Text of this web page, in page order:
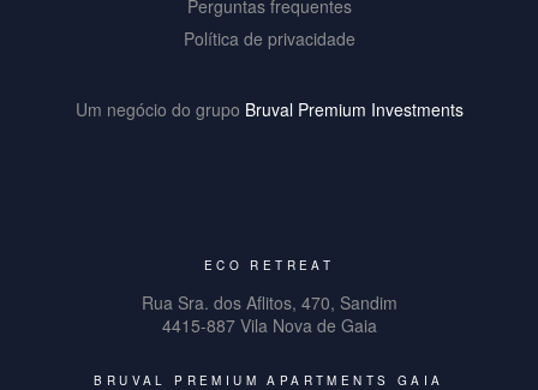
Perguntas frequentes
Política de privacidade
Um negócio do grupo Bruval Premium Investments
ECO RETREAT
Rua Sra. dos Aflitos, 470, Sandim
4415-887 Vila Nova de Gaia
BRUVAL PREMIUM APARTMENTS GAIA